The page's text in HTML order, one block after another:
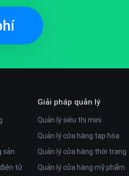
sản
tử
Giải pháp quản lý
Quản lý siêu thị mini
Quản lý cửa hàng tạp hóa
Quản lý cửa hàng thời trang
Quản lý cửa hàng mỹ phẩm